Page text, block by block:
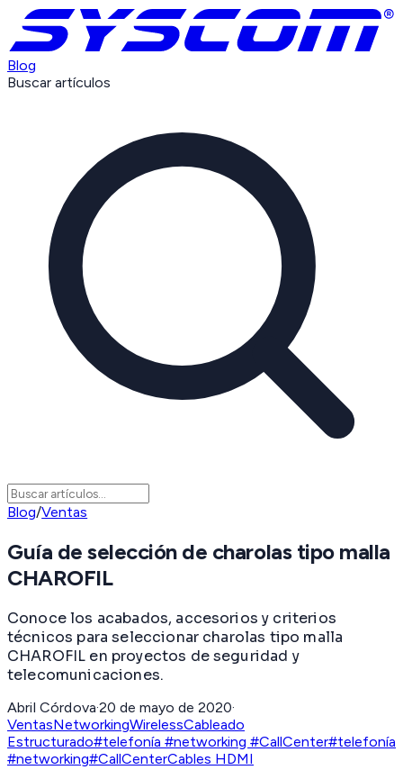
Blog
Buscar artículos
Blog/Ventas
Guía de selección de charolas tipo malla
CHAROFIL
Conoce los acabados, accesorios y criterios
técnicos para seleccionar charolas tipo malla
CHAROFIL en proyectos de seguridad y
telecomunicaciones.
Abril Córdova·20 de mayo de 2020·
VentasNetworkingWirelessCableado
Estructurado#telefonía #networking #CallCenter#telefonía
#networking#CallCenterCables HDMI